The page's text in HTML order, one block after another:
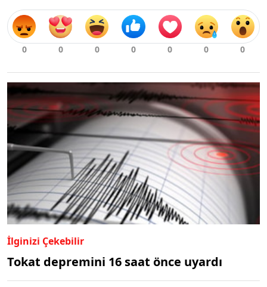
İlginizi Çekebilir
Tokat depremini 16 saat önce uyardı